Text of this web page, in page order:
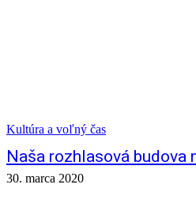
Kultúra a voľný čas
Naša rozhlasová budova
30. marca 2020